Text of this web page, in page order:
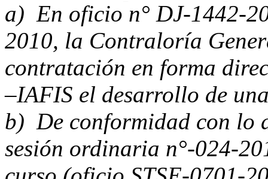
a) En oficio n° DJ-1442-
2010, la Contraloría
contratación en forma
–IAFIS el desarrollo de
b) De conformidad con lo
sesión ordinaria n°-024-